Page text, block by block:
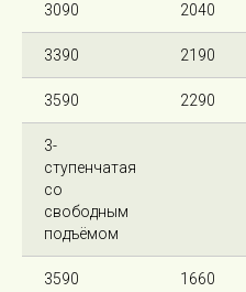
3090 2040
3390 2190
3590 2290
3-
ступенчатая
со
свободным
подъёмом
3590 1660